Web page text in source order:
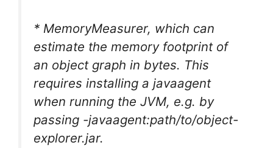
* MemoryMeasurer, which can
estimate the memory footprint of
an object graph in bytes. This
requires installing a javaagent
when running the JVM, e.g. by
passing -javaagent:path/to/object-
explorer.jar.